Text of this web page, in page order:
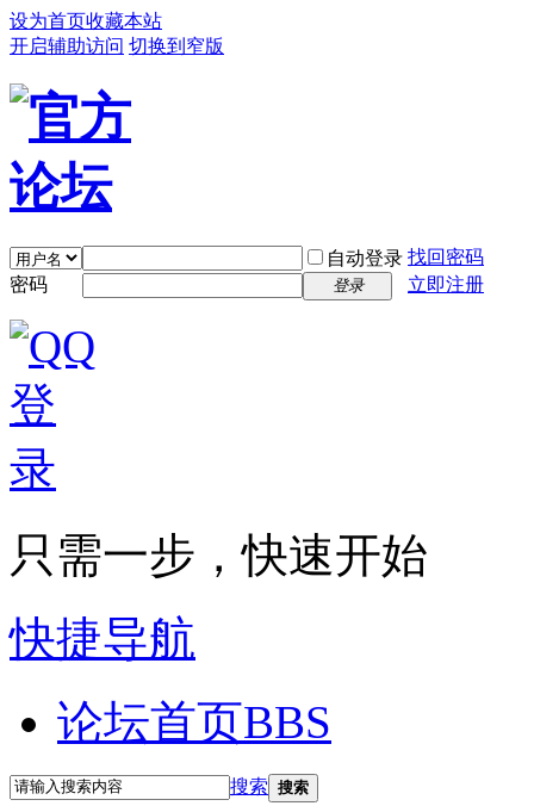
设为首页收藏本站
开启辅助访问 切换到窄版
自动登录 找回密码
密码
登录 立即注册
只需一步，快速开始
快捷导航
论坛首页BBS
搜索 搜索